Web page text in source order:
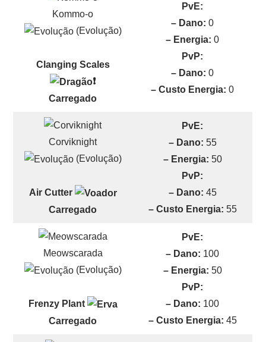
Kommo-o
(Evolução)
Clanging Scales
❗
Carregado
PvE:
– Dano: 0
– Energia: 0
PvP:
– Dano: 0
– Custo Energia: 0
Corviknight
(Evolução)
Air Cutter
Carregado
PvE:
– Dano: 55
– Energia: 50
PvP:
– Dano: 45
– Custo Energia: 55
Meowscarada
(Evolução)
Frenzy Plant
Carregado
PvE:
– Dano: 100
– Energia: 50
PvP:
– Dano: 100
– Custo Energia: 45